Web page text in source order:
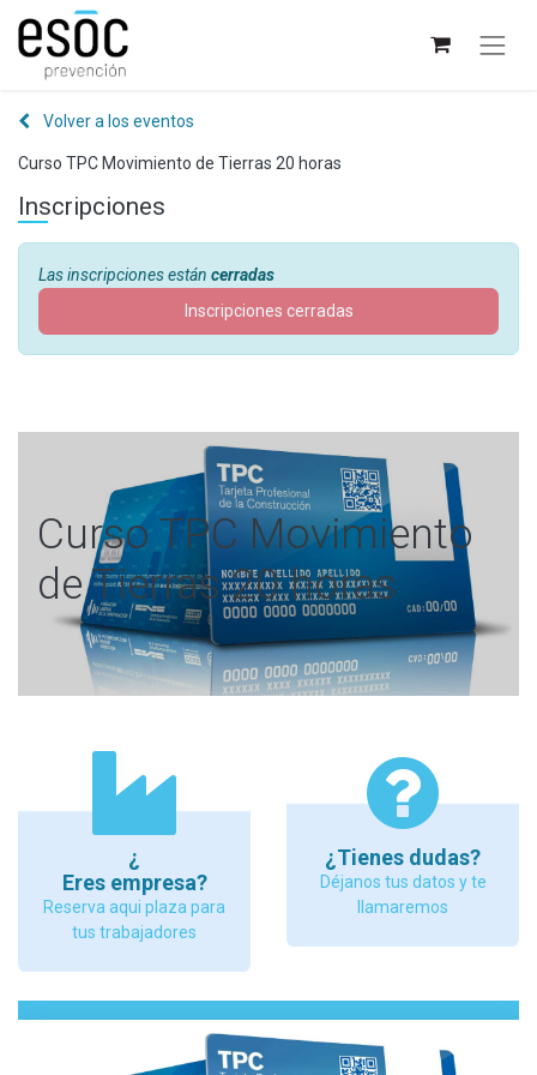
Volver a los eventos
Curso TPC Movimiento de Tierras 20 horas
Inscripciones
Las inscripciones están cerradas
Inscripciones cerradas
Curso TPC Movimiento
de Tierras 20 horas
¿
Eres empresa?
Reserva aqui plaza para
tus trabajadores
¿Tienes dudas?
Déjanos tus datos y te
llamaremos